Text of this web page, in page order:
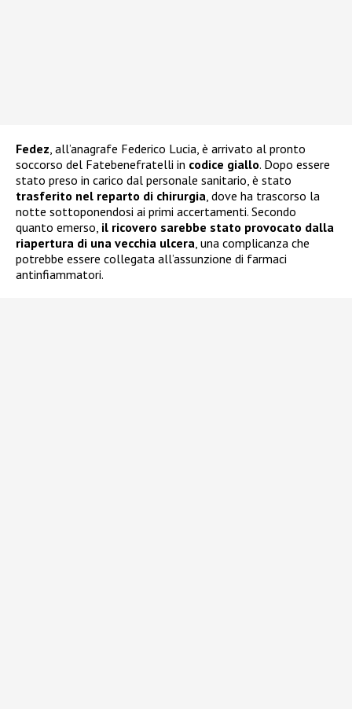
Fedez , all’anagrafe Federico Lucia, è arrivato al pronto
soccorso del Fatebenefratelli in codice giallo. Dopo essere
stato preso in carico dal personale sanitario, è stato
trasferito nel reparto di chirurgia , dove ha trascorso la
notte sottoponendosi ai primi accertamenti. Secondo
quanto emerso, il ricovero sarebbe stato provocato dalla
riapertura di una vecchia ulcera , una complicanza che
potrebbe essere collegata all’assunzione di farmaci
antinfiammatori.